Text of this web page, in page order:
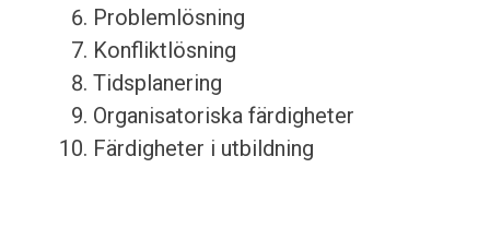
Problemlösning
Konfliktlösning
Tidsplanering
Organisatoriska färdigheter
Färdigheter i utbildning